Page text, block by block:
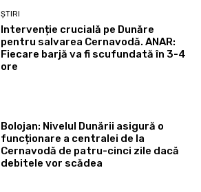
ȘTIRI
Intervenție crucială pe Dunăre
pentru salvarea Cernavodă. ANAR:
Fiecare barjă va fi scufundată în 3-4
ore
Bolojan: Nivelul Dunării asigură o
funcționare a centralei de la
Cernavodă de patru-cinci zile dacă
debitele vor scădea